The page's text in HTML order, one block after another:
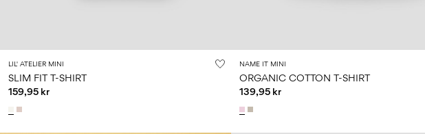
LIL' ATELIER MINI
SLIM FIT T-SHIRT
159,95 kr
NAME IT MINI
ORGANIC COTTON T-SHIRT
139,95 kr